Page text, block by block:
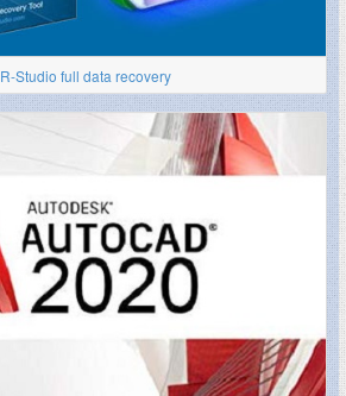
R-Studio full data recovery